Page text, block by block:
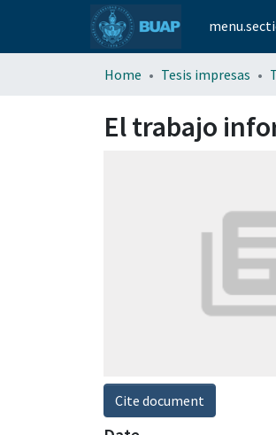
Home Tesis impresas
El trabajo
Cite document